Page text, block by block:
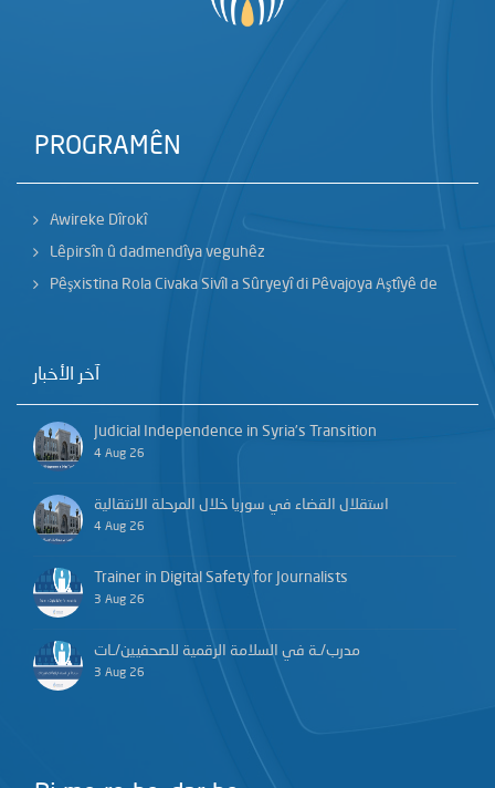
PROGRAMÊN
Awireke Dîrokî
Lêpirsîn û dadmendîya veguhêz
Pêşxistina Rola Civaka Sivîl a Sûryeyî di Pêvajoya Aştîyê de
آخر الأخبار
Judicial Independence in Syria’s Transition
4 Aug 26
استقلال القضاء في سوريا خلال المرحلة الانتقالية
4 Aug 26
Trainer in Digital Safety for Journalists
3 Aug 26
مدرب/ـة في السلامة الرقمية للصحفيين/ـات
3 Aug 26